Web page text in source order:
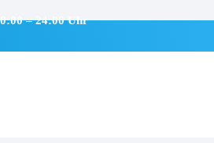
– 24:00 Uhr